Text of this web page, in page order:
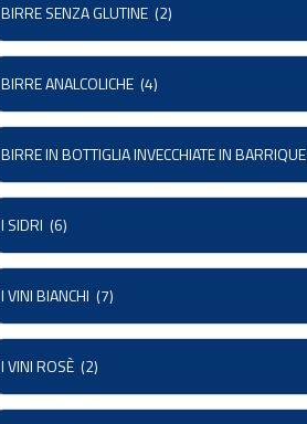
BIRRE SENZA GLUTINE (2)
BIRRE ANALCOLICHE (4)
BIRRE IN BOTTIGLIA INVECCHIATE IN BARRIQUE
I SIDRI (6)
I VINI BIANCHI (7)
I VINI ROSÈ (2)